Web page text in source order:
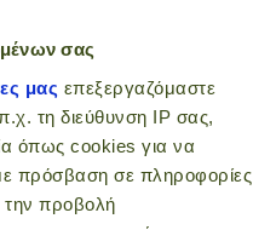
σας
μας επεξεργαζόμαστε
τη διεύθυνση IP σας,
όπως cookies για να
πρόσβαση σε πληροφορίες
προβολή